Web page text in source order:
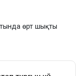
өрт шықты